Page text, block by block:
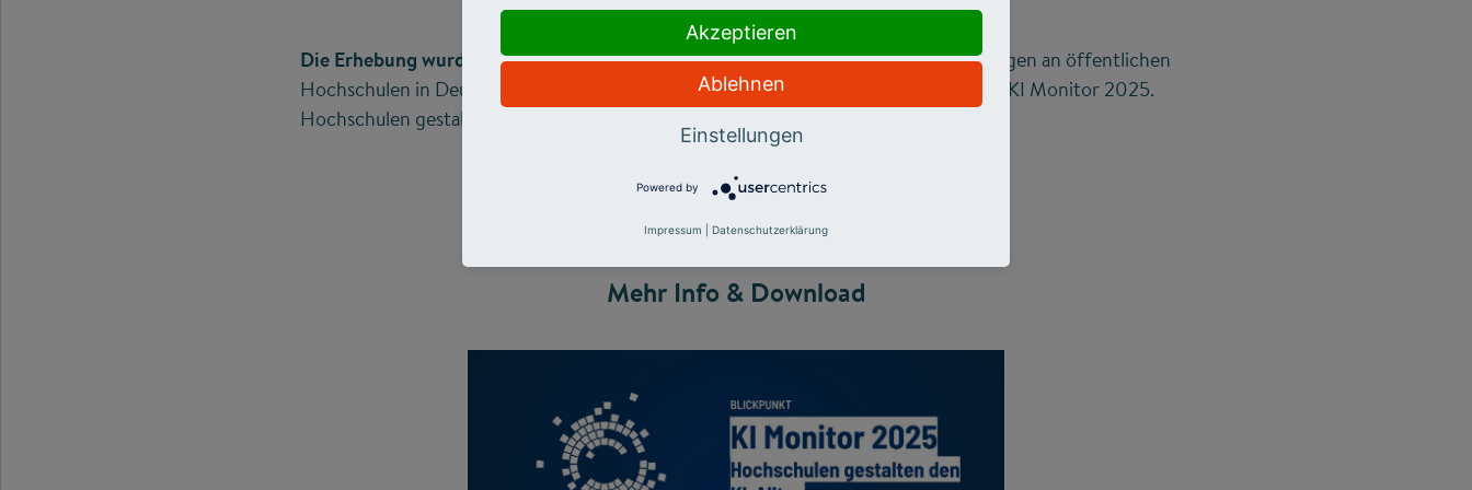
Die Erhebung wurde im Mai und Juni 2025unter hochschuldidaktischen Einrichtungen an öffentlichen
Hochschulen in Deutschland durchgeführt. Die Ergebnisse sind im HFD-Blickpunkt "KI Monitor 2025.
Hochschulen gestalten den KI-Alltag" veröffentlicht.
Mehr Info & Download
Akzeptieren
Ablehnen
Einstellungen
Powered by
Impressum Datenschutzerklärung